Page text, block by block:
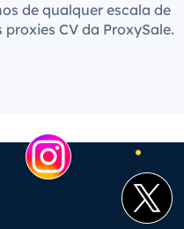
de qualquer escala de
CV da ProxySale.